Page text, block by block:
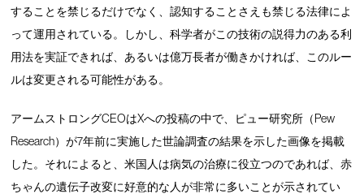
することを禁じるだけでなく、認知することさえも禁じる法律によ
って運用されている。しかし、科学者がこの技術の説得力のある利
用法を実証できれば、あるいは億万長者が働きかければ、このルー
ルは変更される可能性がある。
アームストロングCEOはXへの投稿の中で、ピュー研究所（Pew
Research）が7年前に実施した世論調査の結果を示した画像を掲載
した。それによると、米国人は病気の治療に役立つのであれば、赤
ちゃんの遺伝子改変に好意的な人が非常に多いことが示されてい